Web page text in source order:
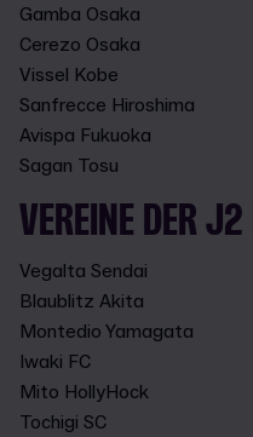
Gamba Osaka
Cerezo Osaka
Vissel Kobe
Sanfrecce Hiroshima
Avispa Fukuoka
Sagan Tosu
VEREINE DER J2
Vegalta Sendai
Blaublitz Akita
Montedio Yamagata
Iwaki FC
Mito HollyHock
Tochigi SC